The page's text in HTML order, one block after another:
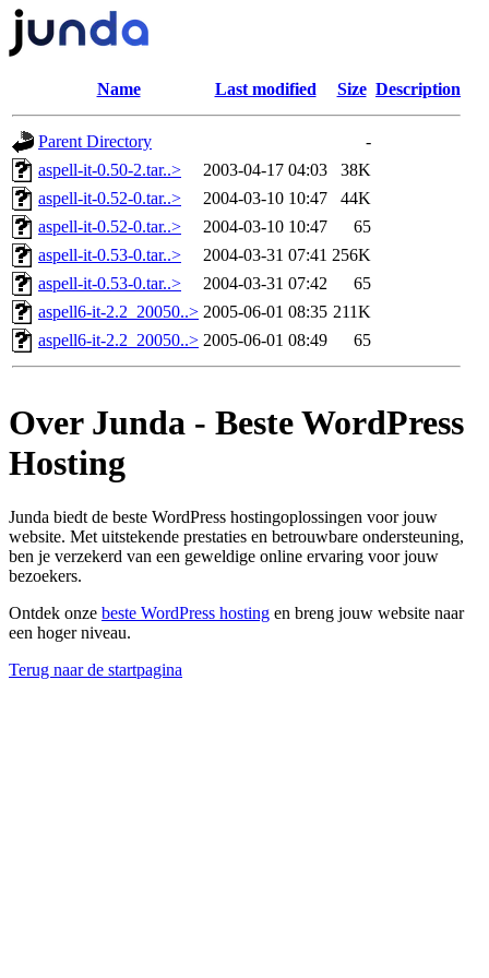
Name Last modified Size Description
Parent Directory
-
aspell-it-0.50-2.tar..>
2003-04-17 04:03
38K
aspell-it-0.52-0.tar..>
2004-03-10 10:47
44K
aspell-it-0.52-0.tar..>
2004-03-10 10:47
65
aspell-it-0.53-0.tar..>
2004-03-31 07:41 256K
aspell-it-0.53-0.tar..>
2004-03-31 07:42
65
aspell6-it-2.2_20050..> 2005-06-01 08:35 211K
aspell6-it-2.2_20050..> 2005-06-01 08:49 65
Over Junda - Beste WordPress
Hosting
Junda biedt de beste WordPress hostingoplossingen voor jouw
website. Met uitstekende prestaties en betrouwbare ondersteuning,
ben je verzekerd van een geweldige online ervaring voor jouw
bezoekers.
Ontdek onze beste WordPress hosting en breng jouw website naar
een hoger niveau.
Terug naar de startpagina